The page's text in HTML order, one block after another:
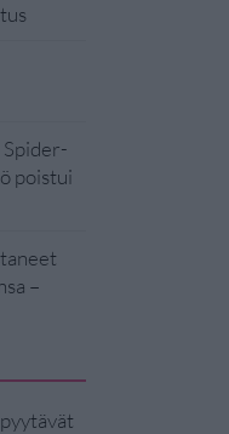
Spider-
poistui
–